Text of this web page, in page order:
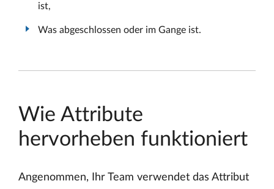
ist,
Was abgeschlossen oder im Gange ist.
Wie Attribute
hervorheben funktioniert
Angenommen, Ihr Team verwendet das Attribut